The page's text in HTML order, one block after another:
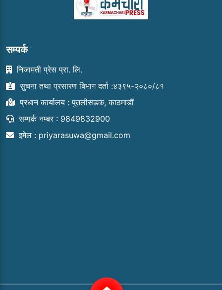
सम्पर्क
निजामती प्रेस प्रा. लि.
सुचना तथा प्रसारण बिभाग दर्ता :४३९५-२०८०/८१
प्रधान कार्यालय : पुतलीसडक, काठमाडौं
सम्पर्क नम्बर : 9849832900
इमेल : priyarasuwa@gmail.com